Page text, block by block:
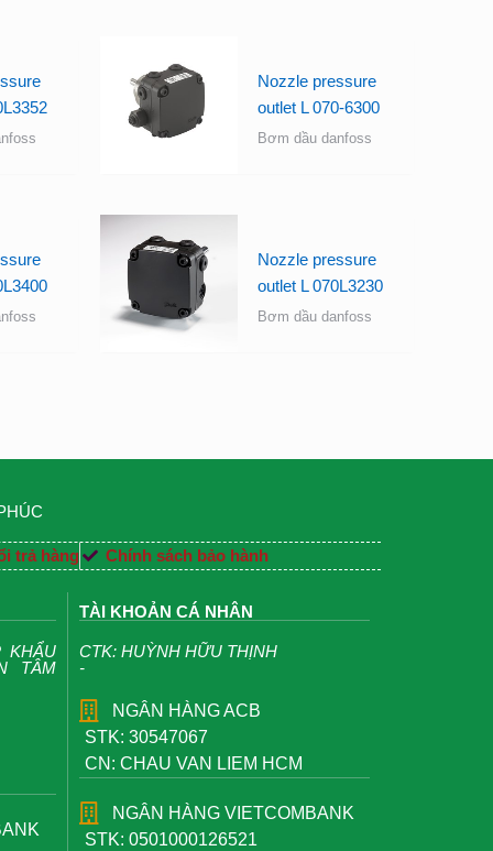
Nozzle pressure
outlet L 070-6300
Bơm dầu danfoss
Nozzle pressure
outlet L 070L3230
Bơm dầu danfoss
trả hàng Chính sách bảo hành
KHẨU
TÂM
TÀI KHOẢN CÁ NHÂN
CTK: HUỲNH HỮU THỊNH
-
NGÂN HÀNG ACB
STK: 30547067
CN: CHAU VAN LIEM HCM
NGÂN HÀNG VIETCOMBANK
STK: 0501000126521